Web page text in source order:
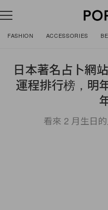
FASHION ACCESSORIES
日本著名占卜網
運程排行榜，明
看來 2 月生日